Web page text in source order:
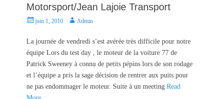
Motorsport/Jean Lajoie Transport
P
s
t
o
n
juin 1, 2010
A
t
h
r
Admin
La journée de vendredi s’est avérée très difficile pour notre
équipe Lors du test day , le moteur de la voiture 77 de
Patrick Sweeney à connu de petits pépins lors de son rodage
et l’équipe a pris la sage décision de rentrer aux puits pour
ne pas endommager le moteur. Suite à un meeting Read